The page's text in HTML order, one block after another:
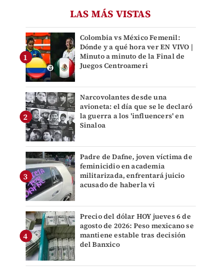
LAS MÁS VISTAS
Colombia vs México Femenil:
Dónde y a qué hora ver EN VIVO |
Minuto a minuto de la Final de
Juegos Centroameri
Narcovolantes desde una
avioneta: el día que se le declaró
la guerra a los 'influencers' en
Sinaloa
Padre de Dafne, joven víctima de
feminicidio en academia
militarizada, enfrentará juicio
acusado de haberla vi
Precio del dólar HOY jueves 6 de
agosto de 2026: Peso mexicano se
mantiene estable tras decisión
del Banxico